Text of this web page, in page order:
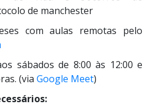
de manchester
com aulas remotas pelo
sábados de 8:00 às 12:00 e
(via Google Meet)